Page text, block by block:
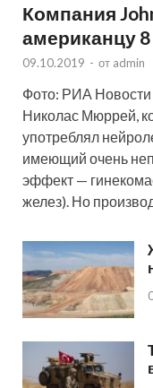
Компания
американцу
09.10.2019 - от admin
Фото: РИА Новости
Николас Мюррей,
употреблял
имеющий очень
эффект —
желез). Но